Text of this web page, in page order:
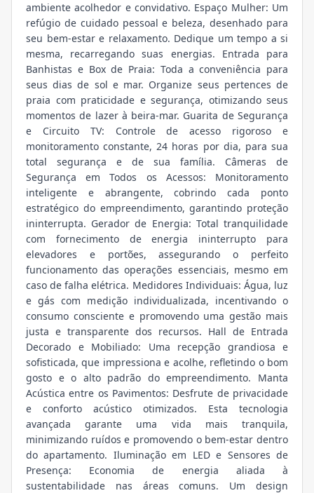
ambiente acolhedor e convidativo. Espaço Mulher: Um
refúgio de cuidado pessoal e beleza, desenhado para
seu bem-estar e relaxamento. Dedique um tempo a si
mesma, recarregando suas energias. Entrada para
Banhistas e Box de Praia: Toda a conveniência para
seus dias de sol e mar. Organize seus pertences de
praia com praticidade e segurança, otimizando seus
momentos de lazer à beira-mar. Guarita de Segurança
e Circuito TV: Controle de acesso rigoroso e
monitoramento constante, 24 horas por dia, para sua
total segurança e de sua família. Câmeras de
Segurança em Todos os Acessos: Monitoramento
inteligente e abrangente, cobrindo cada ponto
estratégico do empreendimento, garantindo proteção
ininterrupta. Gerador de Energia: Total tranquilidade
com fornecimento de energia ininterrupto para
elevadores e portões, assegurando o perfeito
funcionamento das operações essenciais, mesmo em
caso de falha elétrica. Medidores Individuais: Água, luz
e gás com medição individualizada, incentivando o
consumo consciente e promovendo uma gestão mais
justa e transparente dos recursos. Hall de Entrada
Decorado e Mobiliado: Uma recepção grandiosa e
sofisticada, que impressiona e acolhe, refletindo o bom
gosto e o alto padrão do empreendimento. Manta
Acústica entre os Pavimentos: Desfrute de privacidade
e conforto acústico otimizados. Esta tecnologia
avançada garante uma vida mais tranquila,
minimizando ruídos e promovendo o bem-estar dentro
do apartamento. Iluminação em LED e Sensores de
Presença: Economia de energia aliada à
sustentabilidade nas áreas comuns. Um design